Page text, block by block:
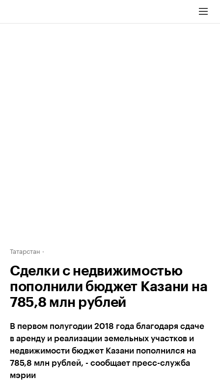
Татарстан
Сделки с недвижимостью
пополнили бюджет Казани на
785,8 млн рублей
В первом полугодии 2018 года благодаря сдаче
в аренду и реализации земельных участков и
недвижимости бюджет Казани пополнился на
785,8 млн рублей, - сообщает пресс-служба
мэрии